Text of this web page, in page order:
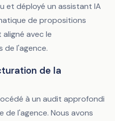
et déployé un assistant IA
de propositions
avec le
de l'agence.
de la
à un audit approfondi
l'agence. Nous avons